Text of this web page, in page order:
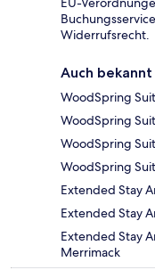
Widerrufsrecht.
Auch bekannt
WoodSpring
WoodSpring
WoodSpring
WoodSpring
Extended Stay
Extended Stay
Extended Stay
Merrimack